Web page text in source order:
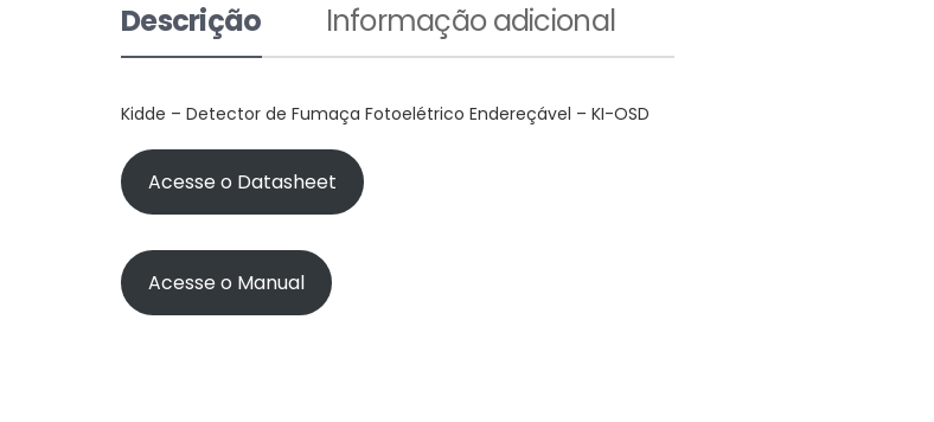
Descrição Informação adicional
Kidde – Detector de Fumaça Fotoelétrico Endereçável – KI-OSD
Acesse o Datasheet
Acesse o Manual